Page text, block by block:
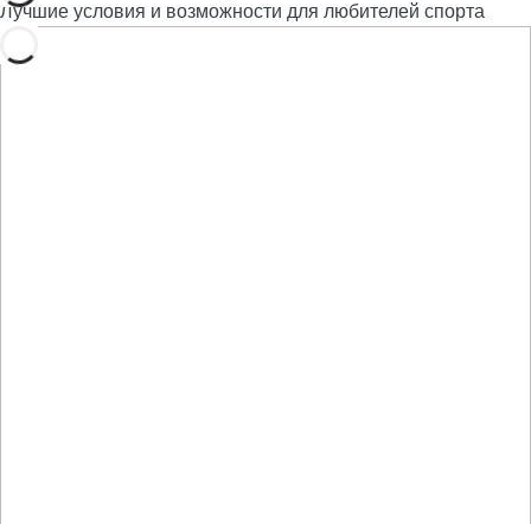
Лучшие условия и возможности для любителей спорта